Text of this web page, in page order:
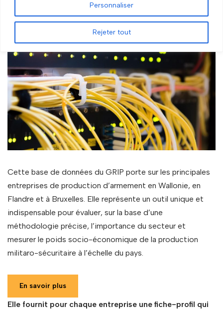
Personnaliser
Rejeter tout
Cette base de données du GRIP porte sur les principales
entreprises de production d’armement en Wallonie, en
Flandre et à Bruxelles. Elle représente un outil unique et
indispensable pour évaluer, sur la base d’une
méthodologie précise, l’importance du secteur et
mesurer le poids socio-économique de la production
militaro-sécuritaire à l’échelle du pays.
En savoir plus
Elle fournit pour chaque entreprise une fiche-profil qui